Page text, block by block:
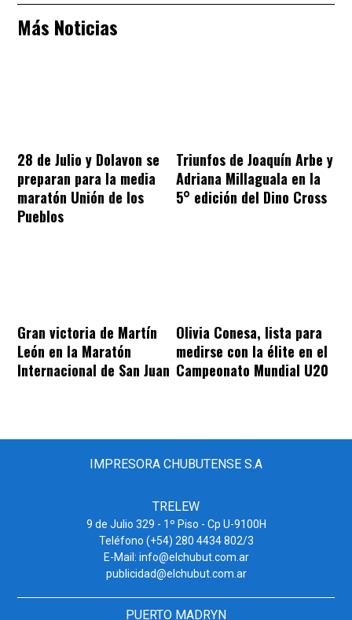
Más Noticias
28 de Julio y Dolavon se
preparan para la media
maratón Unión de los
Pueblos
Triunfos de Joaquín Arbe y
Adriana Millaguala en la
5° edición del Dino Cross
Gran victoria de Martín
León en la Maratón
Internacional de San Juan
Olivia Conesa, lista para
medirse con la élite en el
Campeonato Mundial U20
IMPRESORA CHUBUTENSE S.A
TRELEW
9 de Julio 329 - 1º Piso - Cp U-9100H
Teléfono (+54) 280 4434 802/3
E-Mail: info@elchubut.com.ar
publicidad@elchubut.com.ar
PUERTO MADRYN